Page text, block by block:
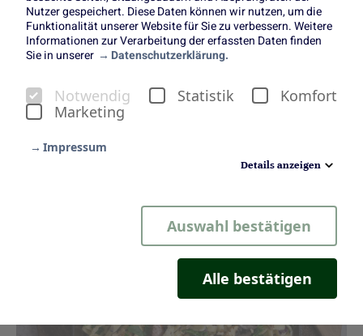
Nutzer gespeichert. Diese Daten können wir nutzen, um die
Funktionalität unserer Website für Sie zu verbessern. Weitere
Informationen zur Verarbeitung der erfassten Daten finden
Sie in unserer
Datenschutzerklärung.
Notwendig Statistik
Komfort
Marketing
Impressum
Details anzeigen
Auswahl bestätigen
Alle bestätigen
Grünkohl-Käsespätzle
"Wild about nature"- Star Grünkohl